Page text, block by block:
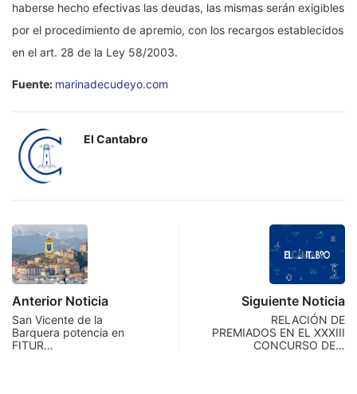
haberse hecho efectivas las deudas, las mismas serán exigibles
por el procedimiento de apremio, con los recargos establecidos
en el art. 28 de la Ley 58/2003.
Fuente: marinadecudeyo.com
El Cantabro
Anterior Noticia
San Vicente de la
Barquera potencia en
FITUR…
Siguiente Noticia
RELACIÓN DE
PREMIADOS EN EL XXXIII
CONCURSO DE…